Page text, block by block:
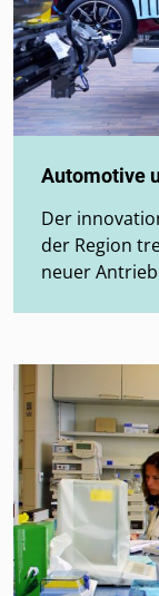
Automotive
Der
der Region
neuer